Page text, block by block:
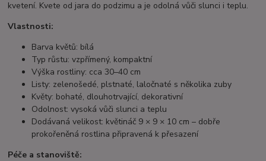
kvetení. Kvete od jara do podzimu a je odolná vůči slunci i teplu.
Vlastnosti:
Barva květů: bílá
Typ růstu: vzpřímený, kompaktní
Výška rostliny: cca 30–40 cm
Listy: zelenošedé, plstnaté, laločnaté s několika zuby
Květy: bohaté, dlouhotrvající, dekorativní
Odolnost: vysoká vůči slunci a teplu
Dodávaná velikost: květináč 9 × 9 × 10 cm – dobře
prokořeněná rostlina připravená k přesazení
Péče a stanoviště: